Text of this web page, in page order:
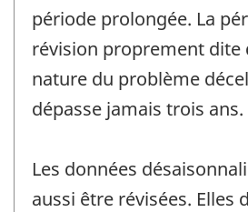
période prolongée. La
révision proprement dite
nature du problème
dépasse jamais trois ans.
Les données
aussi être révisées. Elles